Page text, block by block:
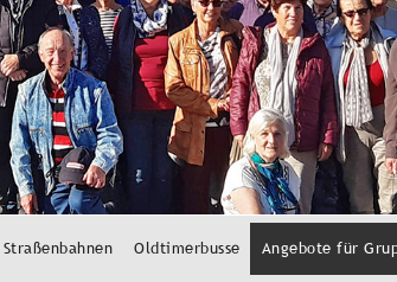
Straßenbahnen Oldtimerbusse Angebote für